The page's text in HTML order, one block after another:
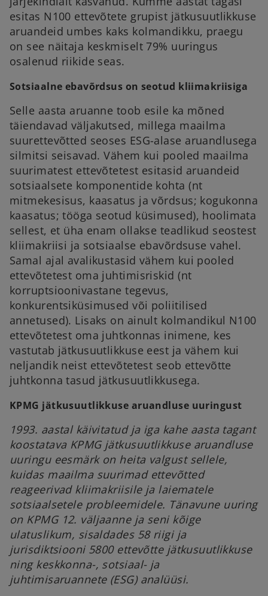
esitas N100 ettevõtete grupist jätkusuutlikkuse
aruandeid umbes kaks kolmandikku, praegu
on see näitaja keskmiselt 79% uuringus
osalenud riikide seas.
Sotsiaalne ebavõrdsus on seotud kliimakriisiga
Selle aasta aruanne toob esile ka mõned
täiendavad väljakutsed, millega maailma
suurettevõtted seoses ESG-alase aruandlusega
silmitsi seisavad. Vähem kui pooled maailma
suurimatest ettevõtetest esitasid aruandeid
sotsiaalsete komponentide kohta (nt
mitmekesisus, kaasatus ja võrdsus; kogukonna
kaasatus; tööga seotud küsimused), hoolimata
sellest, et üha enam ollakse teadlikud seostest
kliimakriisi ja sotsiaalse ebavõrdsuse vahel.
Samal ajal avalikustasid vähem kui pooled
ettevõtetest oma juhtimisriskid (nt
korruptsioonivastane tegevus,
konkurentsiküsimused või poliitilised
annetused). Lisaks on ainult kolmandikul N100
ettevõtetest oma juhtkonnas inimene, kes
vastutab jätkusuutlikkuse eest ja vähem kui
neljandik neist ettevõtetest seob ettevõtte
juhtkonna tasud jätkusuutlikkusega.
KPMG jätkusuutlikkuse aruandluse uuringust
1993. aastal käivitatud ja iga kahe aasta tagant
koostatava KPMG jätkusuutlikkuse aruandluse
uuringu eesmärk on heita valgust sellele,
kuidas maailma suurimad ettevõtted
reageerivad kliimakriisile ja laiematele
sotsiaalsetele probleemidele. Tänavune uuring
on KPMG 12. väljaanne ja seni kõige
ulatuslikum, sisaldades 58 riigi ja
jurisdiktsiooni 5800 ettevõtte jätkusuutlikkuse
ning keskkonna-, sotsiaal- ja
juhtimisaruannete (ESG) analüüsi.